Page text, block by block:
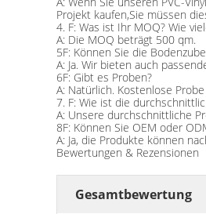
Projekt kaufen,Sie müssen
4. F: Was ist Ihr MOQ? Wie
A: Die MOQ beträgt 500 qm.
5F: Können Sie die
A: Ja. Wir bieten auch
6F: Gibt es Proben?
A: Natürlich. Kostenlose
7. F: Wie ist die
A: Unsere durchschnittliche
8F: Können Sie OEM oder
A: Ja, die Produkte können
Bewertungen & Rezensionen
Gesamtbewertung